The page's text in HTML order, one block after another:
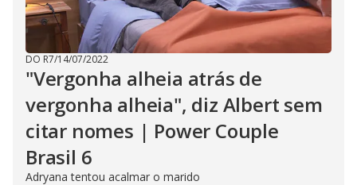
DO R7/14/07/2022
"Vergonha alheia atrás de
vergonha alheia", diz Albert sem
citar nomes | Power Couple
Brasil 6
Adryana tentou acalmar o marido